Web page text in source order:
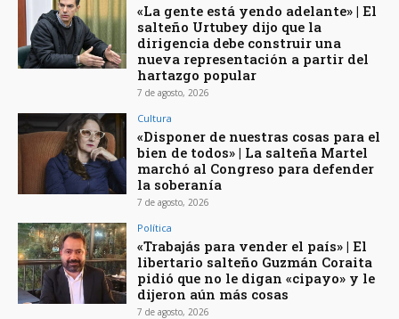
«La gente está yendo adelante» | El
salteño Urtubey dijo que la
dirigencia debe construir una
nueva representación a partir del
hartazgo popular
7 de agosto, 2026
Cultura
«Disponer de nuestras cosas para el
bien de todos» | La salteña Martel
marchó al Congreso para defender
la soberanía
7 de agosto, 2026
Política
«Trabajás para vender el país» | El
libertario salteño Guzmán Coraita
pidió que no le digan «cipayo» y le
dijeron aún más cosas
7 de agosto, 2026